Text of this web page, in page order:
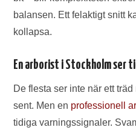
balansen. Ett felaktigt snitt
kollapsa.
En arborist i Stockholm ser
De flesta ser inte när ett
sent. Men en professionell
tidiga varningssignaler.